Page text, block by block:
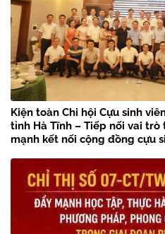
Kiện toàn Chi hội Cựu sinh
tỉnh Hà Tĩnh – Tiếp nối vai
mạnh kết nối cộng đồng cựu